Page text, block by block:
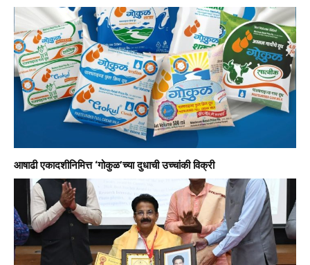
आषाढी एकादशीनिमित्त ‘गोकुळ’च्या दुधाची उच्चांकी विक्री